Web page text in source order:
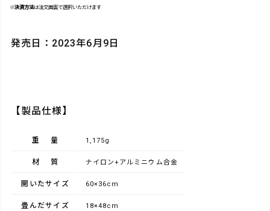
※決済方法は注文画面で選択いただけます
発売日：2023年6月9日
【製品仕様】
重量 1,175g
材質 ナイロン+アルミニウム合金
開いたサイズ 60×36cm
畳んだサイズ 18×48cm